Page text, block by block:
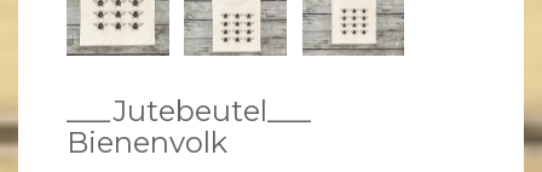
___Jutebeutel___
Bienenvolk